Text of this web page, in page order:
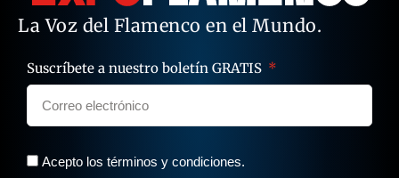
La Voz del Flamenco en el Mundo.
Suscríbete a nuestro boletín GRATIS
Acepto los términos y condiciones.